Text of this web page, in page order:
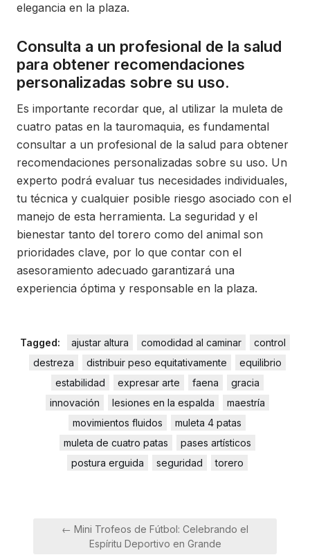
elegancia en la plaza.
Consulta a un profesional de la salud
para obtener recomendaciones
personalizadas sobre su uso.
Es importante recordar que, al utilizar la muleta de
cuatro patas en la tauromaquia, es fundamental
consultar a un profesional de la salud para obtener
recomendaciones personalizadas sobre su uso. Un
experto podrá evaluar tus necesidades individuales,
tu técnica y cualquier posible riesgo asociado con el
manejo de esta herramienta. La seguridad y el
bienestar tanto del torero como del animal son
prioridades clave, por lo que contar con el
asesoramiento adecuado garantizará una
experiencia óptima y responsable en la plaza.
Tagged: ajustar altura comodidad al caminar
control
destreza
distribuir peso equitativamente
equilibrio
estabilidad
expresar arte faena
gracia
innovación
lesiones en la espalda
maestría
movimientos fluidos
muleta 4 patas
muleta de cuatro patas
pases artísticos
postura erguida
seguridad torero
Navegación
← Mini Trofeos de Fútbol: Celebrando el
Espíritu Deportivo en Grande